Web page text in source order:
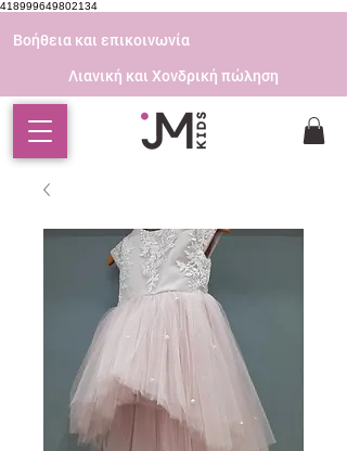
418999649802134
Βοήθεια και επικοινωνία
Λιανική και Χονδρική πώληση